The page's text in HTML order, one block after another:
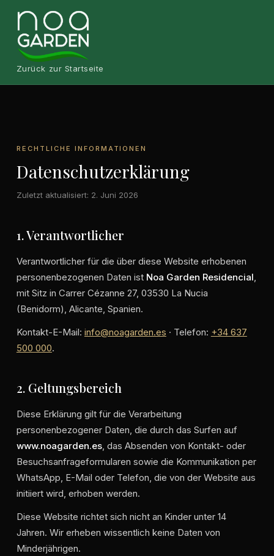
Zurück zur Startseite
RECHTLICHE INFORMATIONEN
Datenschutzerklärung
Zuletzt aktualisiert: 2. Juni 2026
1. Verantwortlicher
Verantwortlicher für die über diese Website erhobenen
personenbezogenen Daten ist Noa Garden Residencial
mit Sitz in Carrer Cézanne 27, 03530 La Nucia
(Benidorm), Alicante, Spanien.
Kontakt-E-Mail: info@noagarden.es · Telefon: +34 637
500 000.
2. Geltungsbereich
Diese Erklärung gilt für die Verarbeitung
personenbezogener Daten, die durch das Surfen auf
www.noagarden.es, das Absenden von Kontakt- oder
Besuchsanfrageformularen sowie die Kommunikation per
WhatsApp, E-Mail oder Telefon, die von der Website aus
initiiert wird, erhoben werden.
Diese Website richtet sich nicht an Kinder unter 14
Jahren. Wir erheben wissentlich keine Daten von
Minderjährigen.